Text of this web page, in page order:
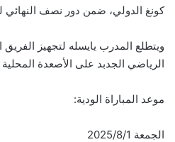
كونغ الدولي، ضمن دور نصف
ويتطلع المدرب يايسله لتجهيز
الرياضي الجدبد على الأصعدة المحلية
موعد المباراة الودية:
الجمعة 2025/8/1